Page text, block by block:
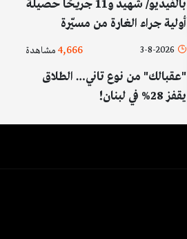
بالفيديو/ شهيد و11 جريحًا حصيلة
أولية جراء الغارة من مسيّرة
إسرائيلية التي استهدفت مصلى
3-8-2026
4,666مشاهدة
"عقبالك" من نوع تاني… الطلاق
يقفز 28% في لبنان!